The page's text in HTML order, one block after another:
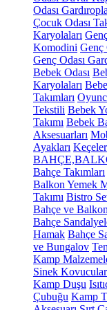
Odası
Çocuk Odası
Karyolaları
Komodini Genç
Genç Odası
Bebek Odası
Karyolaları
Takımları
Tekstili Bebek
Takımı Bebek
Aksesuarları
Ayakları Keçeler
Bahçe Takımları
Balkon Yemek
Takımı Bistro
Bahçe ve
Bahçe
Hamak Bahçe
ve Bungalov
Kamp
Sinek Kovucular
Kamp Duşu
Çubuğu Kamp